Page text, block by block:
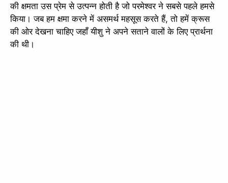
की क्षमता उस प्रेम से उत्पन्न होती है जो परमेश्वर ने सबसे पहले हमसे
किया। जब हम क्षमा करने में असमर्थ महसूस करते हैं, तो हमें क्रूस
की ओर देखना चाहिए जहाँ यीशु ने अपने सताने वालों के लिए प्रार्थना
की थी।